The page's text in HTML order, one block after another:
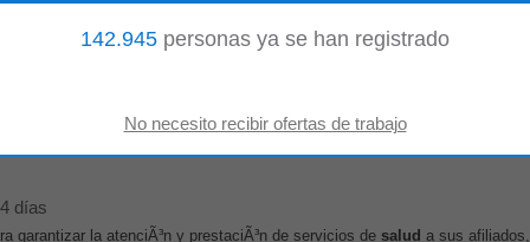
IPS DE
de la Plaza CENTRO MEDICO...
días
garantizar la atenciÃ³n y prestaciÃ³n de servicios de salud a sus
142.945 personas ya se han registrado